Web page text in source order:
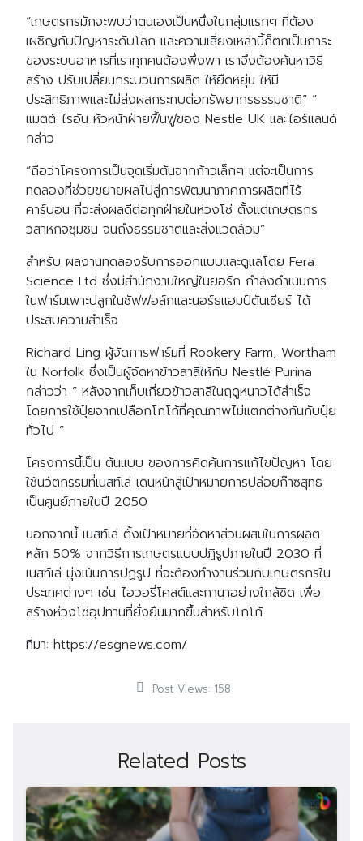
“เกษตรกรมักจะพบว่าตนเองเป็นหนึ่งในกลุ่มแรกๆ ที่ต้อง
เผชิญกับปัญหาระดับโลก และความเสี่ยงเหล่านี้ก็ตกเป็นภาระ
ของระบบอาหารที่เราทุกคนต้องพึ่งพา เราจึงต้องค้นหาวิธี
สร้าง ปรับเปลี่ยนกระบวนการผลิต ให้ยืดหยุ่น ให้มี
ประสิทธิภาพและไม่ส่งผลกระทบต่อทรัพยากรธรรมชาติ” ”
แมตต์ ไรอัน หัวหน้าฝ่ายฟื้นฟูของ Nestle UK และไอร์แลนด์
กล่าว
“ถือว่าโครงการเป็นจุดเริ่มต้นจากก้าวเล็กๆ แต่จะเป็นการ
ทดลองที่ช่วยขยายผลไปสู่การพัฒนาภาคการผลิตที่ไร้
คาร์บอน ที่จะส่งผลดีต่อทุกฝ่ายในห่วงโซ่ ตั้งแต่เกษตรกร
วิสาหกิจชุมชน จนถึงธรรมชาติและสิ่งแวดล้อม”
สำหรับ ผลงานทดลองรับการออกแบบและดูแลโดย Fera
Science Ltd ซึ่งมีสำนักงานใหญ่ในยอร์ก กำลังดำเนินการ
ในฟาร์มเพาะปลูกในซัฟฟอล์กและนอร์ธแฮมป์ตันเชียร์ ได้
ประสบความสำเร็จ
Richard Ling ผู้จัดการฟาร์มที่ Rookery Farm, Wortham
ใน Norfolk ซึ่งเป็นผู้จัดหาข้าวสาลีให้กับ Nestlé Purina
กล่าวว่า ” หลังจากเก็บเกี่ยวข้าวสาลีในฤดูหนาวได้สำเร็จ
โดยการใช้ปุ๋ยจากเปลือกโกโก้ที่คุณภาพไม่แตกต่างกันกับปุ๋ย
ทั่วไป ”
โครงการนี้เป็น ต้นแบบ ของการคิดค้นการแก้ไขปัญหา โดย
ใช้นวัตกรรมที่เนสท์เล่ เดินหน้าสู่เป้าหมายการปล่อยก๊าซสุทธิ
เป็นศูนย์ภายในปี 2050
นอกจากนี้ เนสท์เล่ ตั้งเป้าหมายที่จัดหาส่วนผสมในการผลิต
หลัก 50% จากวิธีการเกษตรแบบปฏิรูปภายในปี 2030 ที่
เนสท์เล่ มุ่งเน้นการปฏิรูป ที่จะต้องทำงานร่วมกับเกษตรกรใน
ประเทศต่างๆ เช่น ไอวอรี่โคสต์และกานาอย่างใกล้ชิด เพื่อ
สร้างห่วงโซ่อุปทานที่ยั่งยืนมากขึ้นสำหรับโกโก้
ที่มา: https://esgnews.com/
Post Views: 158
Related Posts